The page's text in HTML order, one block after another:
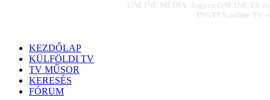
ONLINE MÉDIA - Ingyen ONLINE TV
INGYEN online TV
KEZDŐLAP
KÜLFÖLDI TV
TV MŰSOR
KERESÉS
FÓRUM